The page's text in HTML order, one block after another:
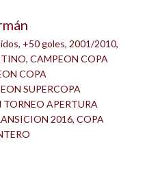
, +50 goles, 2001/2010,
, CAMPEON COPA
COPA
SUPERCOPA
TORNEO APERTURA
2016, COPA